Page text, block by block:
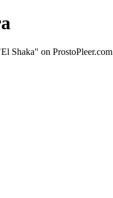
Shaka" on ProstoPleer.com